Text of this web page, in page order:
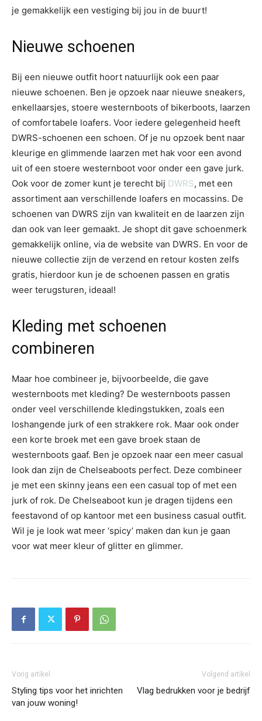
je gemakkelijk een vestiging bij jou in de buurt!
Nieuwe schoenen
Bij een nieuwe outfit hoort natuurlijk ook een paar
nieuwe schoenen. Ben je opzoek naar nieuwe sneakers,
enkellaarsjes, stoere westernboots of bikerboots, laarzen
of comfortabele loafers. Voor iedere gelegenheid heeft
DWRS-schoenen een schoen. Of je nu opzoek bent naar
kleurige en glimmende laarzen met hak voor een avond
uit of een stoere westernboot voor onder een gave jurk.
Ook voor de zomer kunt je terecht bij DWRS, met een
assortiment aan verschillende loafers en mocassins. De
schoenen van DWRS zijn van kwaliteit en de laarzen zijn
dan ook van leer gemaakt. Je shopt dit gave schoenmerk
gemakkelijk online, via de website van DWRS. En voor de
nieuwe collectie zijn de verzend en retour kosten zelfs
gratis, hierdoor kun je de schoenen passen en gratis
weer terugsturen, ideaal!
Kleding met schoenen
combineren
Maar hoe combineer je, bijvoorbeelde, die gave
westernboots met kleding? De westernboots passen
onder veel verschillende kledingstukken, zoals een
loshangende jurk of een strakkere rok. Maar ook onder
een korte broek met een gave broek staan de
westernboots gaaf. Ben je opzoek naar een meer casual
look dan zijn de Chelseaboots perfect. Deze combineer
je met een skinny jeans een een casual top of met een
jurk of rok. De Chelseaboot kun je dragen tijdens een
feestavond of op kantoor met een business casual outfit.
Wil je je look wat meer ‘spicy’ maken dan kun je gaan
voor wat meer kleur of glitter en glimmer.
Vorig artikel
Styling tips voor het inrichten
van jouw woning!
Volgend artikel
Vlag bedrukken voor je bedrijf